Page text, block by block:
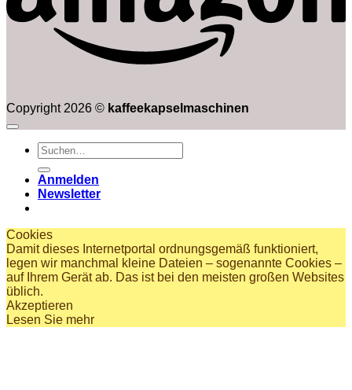
Copyright 2026 © kaffeekapselmaschinen
Suchen
nach:
Anmelden
Newsletter
Cookies
Damit dieses Internetportal ordnungsgemäß funktioniert,
legen wir manchmal kleine Dateien – sogenannte Cookies –
auf Ihrem Gerät ab. Das ist bei den meisten großen Websites
üblich.
Akzeptieren
Lesen Sie mehr